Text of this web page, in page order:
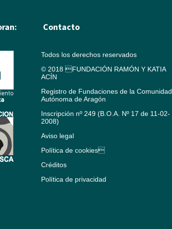
Contacto
Todos los derechos reservados
© 2018 FUNDACIÓN RAMÓN Y KATIA
ACÍN
Registro de Fundaciones de la Comunidad
Autónoma de Aragón
Inscripción nº 249 (B.O.A. Nº 17 de 11-02-
2008)
Aviso legal
Política de cookies
Créditos
Política de privacidad